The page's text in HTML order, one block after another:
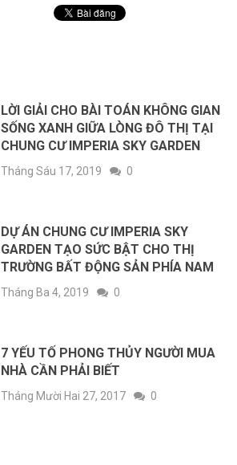
LỜI GIẢI CHO BÀI TOÁN KHÔNG GIAN
SỐNG XANH GIỮA LÒNG ĐÔ THỊ TẠI
CHUNG CƯ IMPERIA SKY GARDEN
Tháng Sáu 17, 2019 0
DỰ ÁN CHUNG CƯ IMPERIA SKY
GARDEN TẠO SỨC BẬT CHO THỊ
TRƯỜNG BẤT ĐỘNG SẢN PHÍA NAM
Tháng Ba 4, 2019 0
7 YẾU TỐ PHONG THỦY NGƯỜI MUA
NHÀ CẦN PHẢI BIẾT
Tháng Mười Hai 27, 2017 0